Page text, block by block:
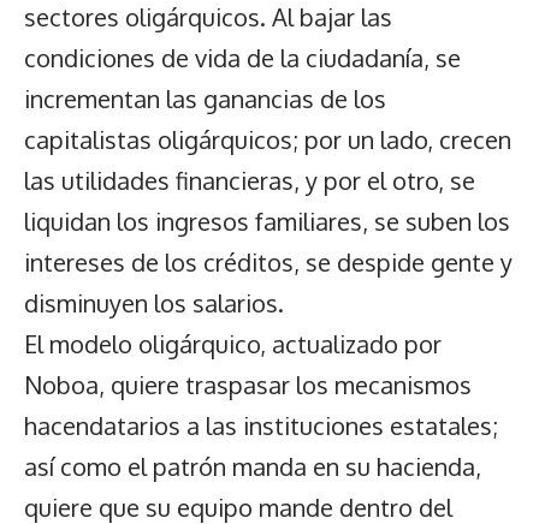
sectores oligárquicos. Al bajar las
condiciones de vida de la ciudadanía, se
incrementan las ganancias de los
capitalistas oligárquicos; por un lado, crecen
las utilidades financieras, y por el otro, se
liquidan los ingresos familiares, se suben los
intereses de los créditos, se despide gente y
disminuyen los salarios.
El modelo oligárquico, actualizado por
Noboa, quiere traspasar los mecanismos
hacendatarios a las instituciones estatales;
así como el patrón manda en su hacienda,
quiere que su equipo mande dentro del